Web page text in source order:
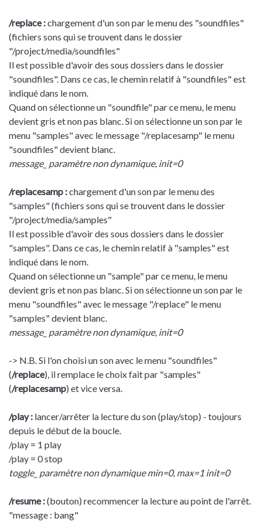
/replace :chargement d'un son par le menu des "soundfiles"
(fichiers sons qui se trouvent dans le dossier
"/project/media/soundfiles"
Il est possible d'avoir des sous dossiers dans le dossier
"soundfiles". Dans ce cas, le chemin relatif à "soundfiles" est
indiqué dans le nom.
Quand on sélectionne un "soundfile" par ce menu, le menu
devient gris et non pas blanc. Si on sélectionne un son par le
menu "samples" avec le message "/replacesamp" le menu
"soundfiles" devient blanc.
message_ paramètre non dynamique, init=0
/replacesamp :chargement d'un son par le menu des
"samples" (fichiers sons qui se trouvent dans le dossier
"/project/media/samples"
Il est possible d'avoir des sous dossiers dans le dossier
"samples". Dans ce cas, le chemin relatif à "samples" est
indiqué dans le nom.
Quand on sélectionne un "sample" par ce menu, le menu
devient gris et non pas blanc. Si on sélectionne un son par le
menu "soundfiles" avec le message "/replace" le menu
"samples" devient blanc.
message_ paramètre non dynamique, init=0
-> N.B. Si l'on choisi un son avec le menu "soundfiles"
(/replace), il remplace le choix fait par "samples"
(/replacesamp) et vice versa.
/play : lancer/arrêter la lecture du son (play/stop) - toujours
depuis le début de la boucle.
/play = 1 play
/play = 0 stop
toggle_ paramètre non dynamique min=0, max=1 init=0
/resume :(bouton) recommencer la lecture au point de l'arrêt.
"message : bang"